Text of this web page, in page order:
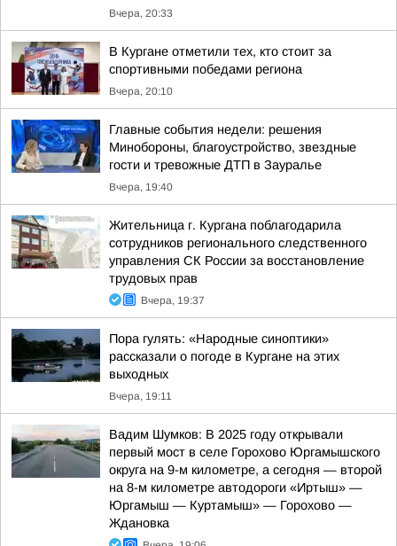
Вчера, 20:33
В Кургане отметили тех, кто стоит за
спортивными победами региона
Вчера, 20:10
Главные события недели: решения
Минобороны, благоустройство, звездные
гости и тревожные ДТП в Зауралье
Вчера, 19:40
Жительница г. Кургана поблагодарила
сотрудников регионального следственного
управления СК России за восстановление
трудовых прав
Вчера, 19:37
Пора гулять: «Народные синоптики»
рассказали о погоде в Кургане на этих
выходных
Вчера, 19:11
Вадим Шумков: В 2025 году открывали
первый мост в селе Горохово Юргамышского
округа на 9-м километре, а сегодня — второй
на 8-м километре автодороги «Иртыш» —
Юргамыш — Куртамыш» — Горохово —
Ждановка